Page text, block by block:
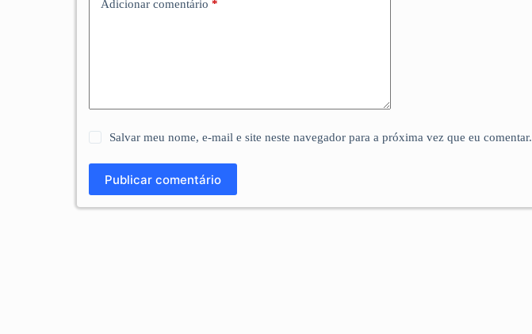
Adicionar comentário *
Salvar meu nome, e-mail e site neste navegador para a próxima vez que eu comentar.
Publicar comentário